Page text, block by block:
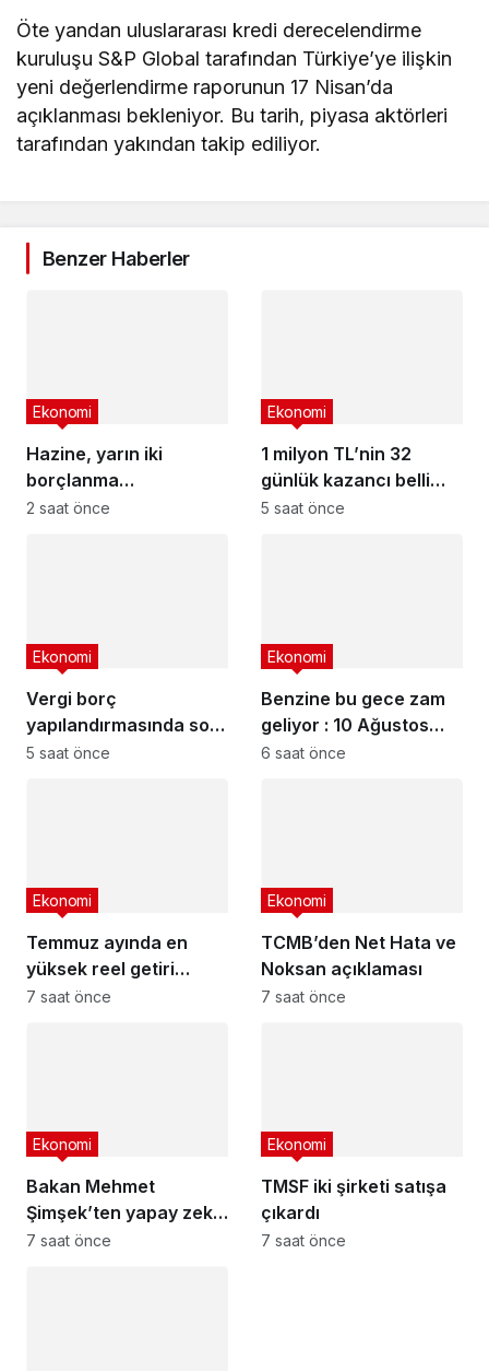
Öte yandan uluslararası kredi derecelendirme
kuruluşu S&P Global tarafından Türkiye’ye ilişkin
yeni değerlendirme raporunun 17 Nisan’da
açıklanması bekleniyor. Bu tarih, piyasa aktörleri
tarafından yakından takip ediliyor.
Benzer Haberler
Hazine, yarın iki
borçlanma
gerçekleştirecek – 10
Ekonomi
2 saat önce
1 milyon TL’nin 32
günlük kazancı belli
oldu : En yüksek
Ekonomi
5 saat önce
Vergi borç
yapılandırmasında son
gün yaklaşıyor
Ekonomi
5 saat önce
Benzine bu gece zam
geliyor : 10 Ağustos
2026 güncel akaryakıt
Ekonomi
6 saat önce
Temmuz ayında en
yüksek reel getiri
mevduatta
Ekonomi
7 saat önce
TCMB’den Net Hata ve
Noksan açıklaması
Ekonomi
7 saat önce
Bakan Mehmet
Şimşek’ten yapay zeka
duyurusu
Ekonomi
7 saat önce
TMSF iki şirketi satışa
çıkardı
Ekonomi
7 saat önce